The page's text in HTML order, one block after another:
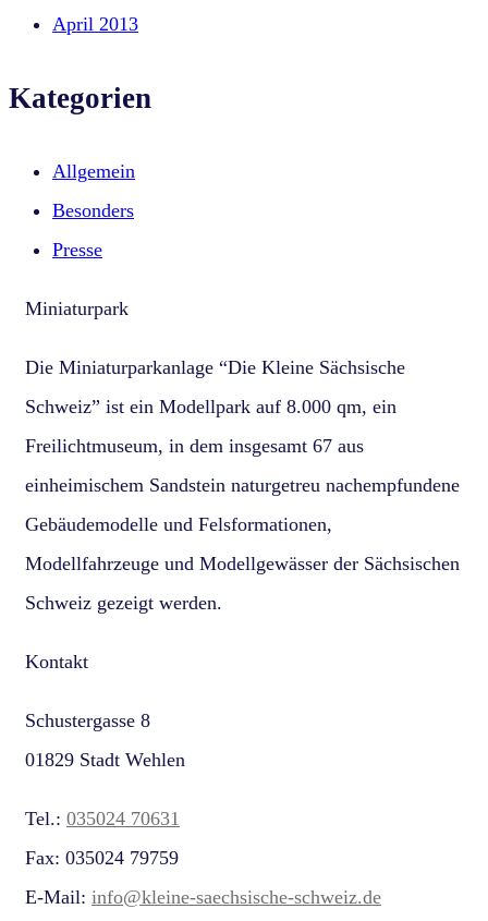
April 2013
Kategorien
Allgemein
Besonders
Presse
Miniaturpark
Die Miniaturparkanlage “Die Kleine Sächsische
Schweiz” ist ein Modellpark auf 8.000 qm, ein
Freilichtmuseum, in dem insgesamt 67 aus
einheimischem Sandstein naturgetreu nachempfundene
Gebäudemodelle und Felsformationen,
Modellfahrzeuge und Modellgewässer der Sächsischen
Schweiz gezeigt werden.
Kontakt
Schustergasse 8
01829 Stadt Wehlen
Tel.: 035024 70631
Fax: 035024 79759
E-Mail: info@kleine-saechsische-schweiz.de